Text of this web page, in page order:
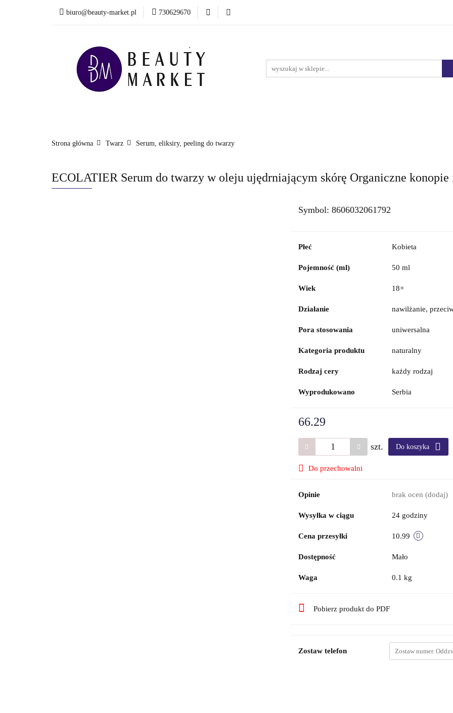
biuro@beauty-market.pl 730629670
Nowości
Włosy Twarz
Health & Care
Strona główna Twarz Serum, eliksiry, peeling do twarzy
ECOLATIER Serum do twarzy w oleju ujędrniającym skórę Organiczne
Symbol: 8606032061792
Płeć Kobieta
Pojemność (ml) 50 ml
Wiek 18+
Działanie nawilżanie,
Pora stosowania uniwersalna
Kategoria produktu naturalny
Rodzaj cery każdy rodzaj
Wyprodukowano Serbia
66.29
szt. Do koszyka
Do przechowalni
Opinie brak ocen (dodaj)
Wysyłka w ciągu 24 godziny
Cena przesyłki 10.99
Dostępność Mało
Waga 0.1 kg
Pobierz produkt do PDF
Zostaw telefon